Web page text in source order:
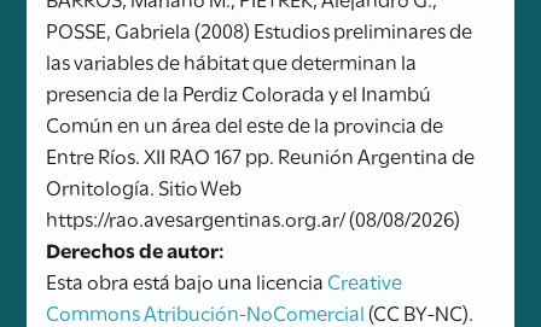
POSSE, Gabriela (2008) Estudios preliminares de
las variables de hábitat que determinan la
presencia de la Perdiz Colorada y el Inambú
Común en un área del este de la provincia de
Entre Ríos. XII RAO 167 pp. Reunión Argentina de
Ornitología. Sitio Web
https://rao.avesargentinas.org.ar/ (08/08/2026)
Derechos de autor:
Esta obra está bajo una licencia Creative
Commons Atribución-NoComercial(CC BY-NC).